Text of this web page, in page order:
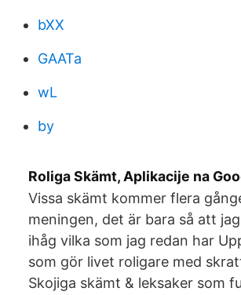
bXX
GAATa
wL
by
Roliga Skämt, Aplikacije na
Vissa skämt kommer flera
meningen, det är bara så att
ihåg vilka som jag redan har
som gör livet roligare med
Skojiga skämt & leksaker som